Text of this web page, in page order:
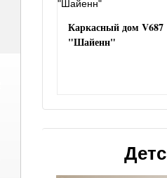
Каркасный дом V687
"Шайенн"